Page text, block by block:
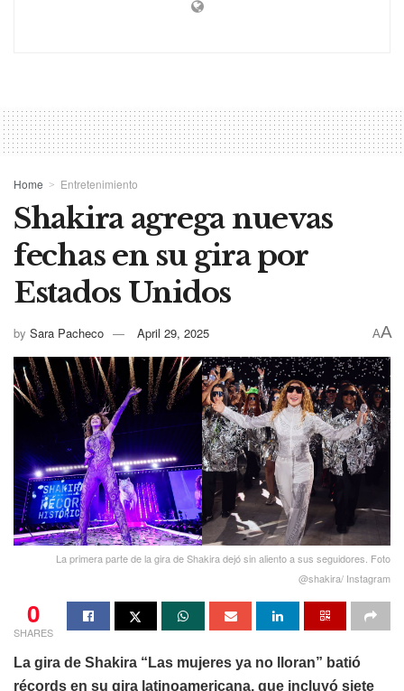
Home Entretenimiento
Shakira agrega nuevas
fechas en su gira por
Estados Unidos
by Sara Pacheco April 29, 2025 AA
La primera parte de la gira de Shakira dejó sin aliento a sus seguidores. Foto
@shakira/ Instagram
0
SHARES
La gira de Shakira “Las mujeres ya no lloran” batió
récords en su gira latinoamericana, que incluyó siete